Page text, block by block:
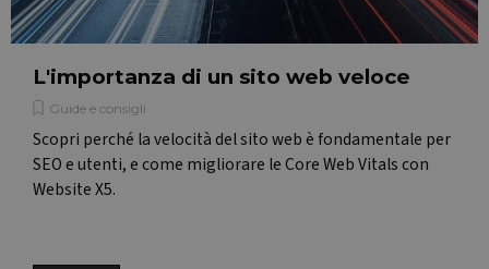
L'importanza di un sito web veloce
Guide e consigli
Scopri perché la velocità del sito web è fondamentale per
SEO e utenti, e come migliorare le Core Web Vitals con
Website X5.